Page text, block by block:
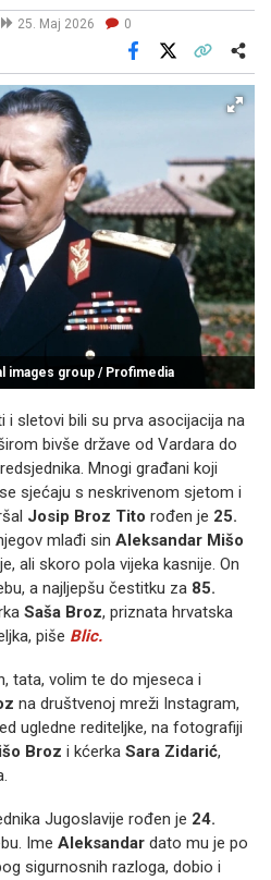
25. Maj 2026 0
Facebook
images group / Profimedia
sletovi bili su prva asocijacija na
bivše države od Vardara do
Mnogi građani koji
sjećaju s neskrivenom sjetom i
Josip Broz Tito rođen je 25.
mlađi sin Aleksandar Mišo
ali skoro pola vijeka kasnije. On
a najljepšu čestitku za 85.
Saša Broz, priznata hrvatska
piše Blic.
tata, volim te do mjeseca i
na društvenoj mreži Instagram,
ugledne rediteljke, na fotografiji
Broz i kćerka Sara Zidarić,
Jugoslavije rođen je 24.
Ime Aleksandar dato mu je po
sigurnosnih razloga, dobio i